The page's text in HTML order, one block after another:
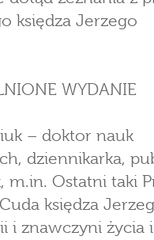
księdza Jerzego
WYDANIE
– doktor nauk
dziennikarka,
m.in. Ostatni taki
księdza
i znawczyni życia i